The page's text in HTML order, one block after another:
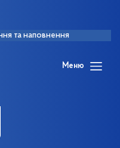
та наповнення
Меню